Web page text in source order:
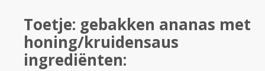
Toetje: gebakken ananas met
honing/kruidensaus
ingrediënten: